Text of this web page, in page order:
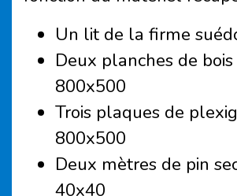
Un lit de la firme
Deux planches de
800x500
Trois plaques de
800x500
Deux mètres de pin
40x40